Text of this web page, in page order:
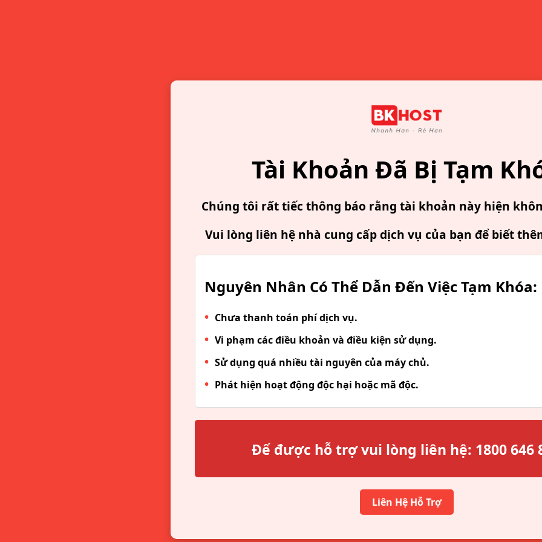
Tài Khoản Đã Bị Tạm
Chúng tôi rất tiếc thông báo rằng tài khoản này hiện
Vui lòng liên hệ nhà cung cấp dịch vụ của bạn để biết
Nguyên Nhân Có Thể Dẫn Đến Việc Tạm Khóa:
Chưa thanh toán phí dịch vụ.
Vi phạm các điều khoản và điều kiện sử dụng.
Sử dụng quá nhiều tài nguyên của máy chủ.
Phát hiện hoạt động độc hại hoặc mã độc.
Để được hỗ trợ vui lòng liên hệ: 1800 646
Liên Hệ Hỗ Trợ